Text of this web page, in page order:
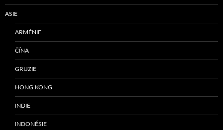
ASIE
ARMÉNIE
ČÍNA
GRUZIE
HONG KONG
INDIE
INDONÉSIE